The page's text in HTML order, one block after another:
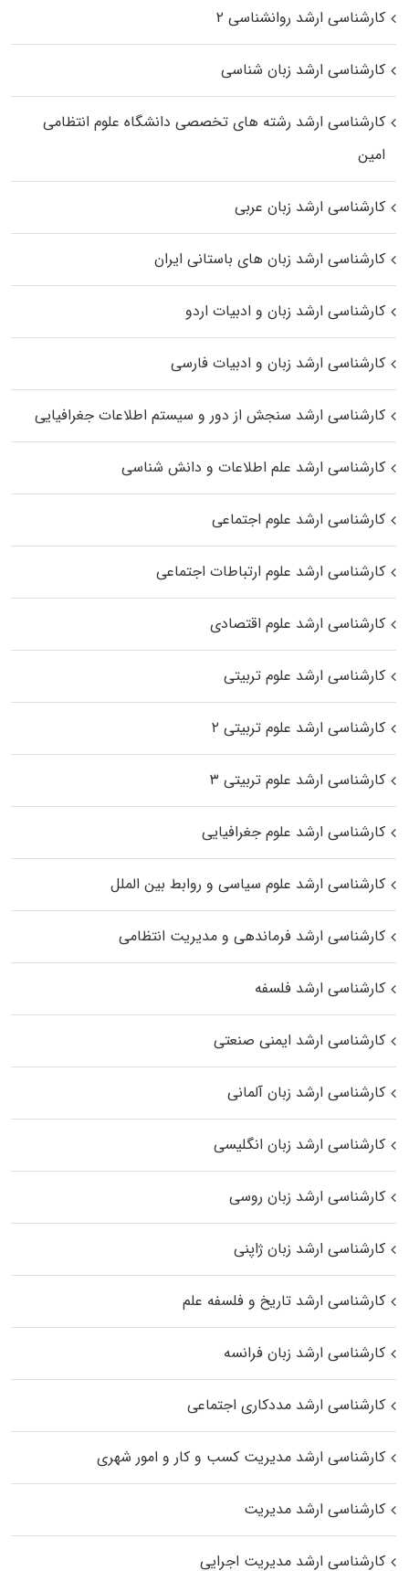
کارشناسی ارشد روانشناسی ۲
کارشناسی ارشد زبان شناسی
کارشناسی ارشد رﺷﺘﻪ ﻫﺎی تخصصی داﻧﺸﮕﺎه ﻋﻠﻮم انتظامی
اﻣﻴﻦ
کارشناسی ارشد زبان عربی
کارشناسی ارشد زبان‌ های باستانی ایران
کارشناسی ارشد زبان و ادبیات اردو
کارشناسی ارشد زبان و ادبیات فارسی
کارشناسی ارشد سنجش از دور و سیستم اطلاعات جغرافیایی
کارشناسی ارشد علم اطلاعات و دانش شناسی
کارشناسی ارشد علوم اجتماعی
کارشناسی ارشد علوم ارتباطات اجتماعی
کارشناسی ارشد علوم اقتصادی
کارشناسی ارشد علوم تربیتی
کارشناسی ارشد علوم تربیتی ۲
کارشناسی ارشد علوم تربیتی ۳
کارشناسی ارشد علوم جغرافیایی
کارشناسی ارشد علوم سیاسی و روابط بین الملل
کارشناسی ارشد فرماندهی و مدیریت انتظامی
کارشناسی ارشد فلسفه
کارشناسی ارشد ایمنی صنعتی
کارشناسی ارشد زبان آلمانی
کارشناسی ارشد زبان انگلیسی
کارشناسی ارشد زبان روسی
کارشناسی ارشد زبان ژاپنی
کارشناسی ارشد تاریخ و فلسفه علم
کارشناسی ارشد زبان فرانسه
کارشناسی ارشد مددکاری اجتماعی
کارشناسی ارشد مدیریت کسب و کار و امور شهری
کارشناسی ارشد مدیریت
کارشناسی ارشد مدیریت اجرایی